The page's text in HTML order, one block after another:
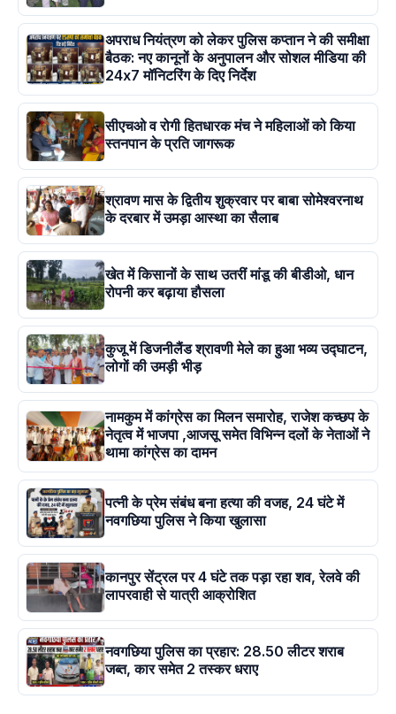
अपराध नियंत्रण को लेकर पुलिस कप्तान ने की समीक्षा
बैठक: नए कानूनों के अनुपालन और सोशल मीडिया की
24x7 मॉनिटरिंग के दिए निर्देश
सीएचओ व रोगी हितधारक मंच ने महिलाओं को किया
स्तनपान के प्रति जागरूक
श्रावण मास के द्वितीय शुक्रवार पर बाबा सोमेश्वरनाथ
के दरबार में उमड़ा आस्था का सैलाब
खेत में किसानों के साथ उतरीं मांडू की बीडीओ, धान
रोपनी कर बढ़ाया हौसला
कुजू में डिजनीलैंड श्रावणी मेले का हुआ भव्य उद्घाटन,
लोगों की उमड़ी भीड़
नामकुम में कांग्रेस का मिलन समारोह, राजेश कच्छप के
नेतृत्व में भाजपा ,आजसू समेत विभिन्न दलों के नेताओं ने
थामा कांग्रेस का दामन
पत्नी के प्रेम संबंध बना हत्या की वजह, 24 घंटे में
नवगछिया पुलिस ने किया खुलासा
कानपुर सेंट्रल पर 4 घंटे तक पड़ा रहा शव, रेलवे की
लापरवाही से यात्री आक्रोशित
नवगछिया पुलिस का प्रहार: 28.50 लीटर शराब
जब्त, कार समेत 2 तस्कर धराए